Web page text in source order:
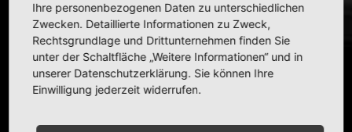
HAHLMODELLE.DE | Opel in
Ihre personenbezogenen Daten zu unterschiedlichen
Zwecken. Detaillierte Informationen zu Zweck,
Rechtsgrundlage und Drittunternehmen finden Sie
unter der Schaltfläche „Weitere Informationen“ und in
unserer Datenschutzerklärung. Sie können Ihre
Einwilligung jederzeit widerrufen.